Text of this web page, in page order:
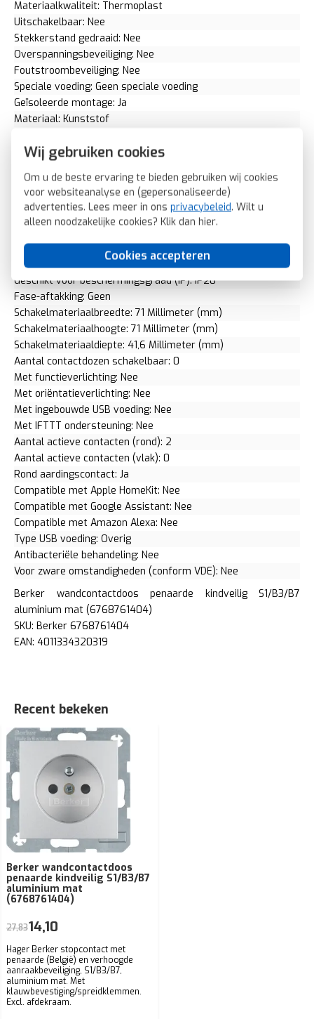
Wij gebruiken cookies
Om u de beste ervaring te bieden gebruiken wij cookies
voor websiteanalyse en (gepersonaliseerde)
advertenties. Lees meer in ons privacybeleid. Wilt u
alleen noodzakelijke cookies? Klik dan hier.
Cookies accepteren
Materiaalkwaliteit: Thermoplast
Uitschakelbaar: Nee
Stekkerstand gedraaid: Nee
Overspanningsbeveiliging: Nee
Foutstroombeveiliging: Nee
Speciale voeding: Geen speciale voeding
Geïsoleerde montage: Ja
Materiaal: Kunststof
Voor "verzwarende omstandigheden" (conform VDE): Nee
RAL-nummer (vergelijkbaar): 9006
Slagvastheid: IK05
Transparant: Nee
Uitvoering oppervlakte: Mat
Met glaszekering: Nee
Met doorlusvoorziening: Nee
Geschikt voor beschermingsgraad (IP): IP20
Fase-aftakking: Geen
Schakelmateriaalbreedte: 71 Millimeter (mm)
Schakelmateriaalhoogte: 71 Millimeter (mm)
Schakelmateriaaldiepte: 41,6 Millimeter (mm)
Aantal contactdozen schakelbaar: 0
Met functieverlichting: Nee
Met oriëntatieverlichting: Nee
Met ingebouwde USB voeding: Nee
Met IFTTT ondersteuning: Nee
Aantal actieve contacten (rond): 2
Aantal actieve contacten (vlak): 0
Rond aardingscontact: Ja
Compatible met Apple HomeKit: Nee
Compatible met Google Assistant: Nee
Compatible met Amazon Alexa: Nee
Type USB voeding: Overig
Antibacteriële behandeling: Nee
Voor zware omstandigheden (conform VDE): Nee
Berker wandcontactdoos penaarde kindveilig S1/B3/B7
aluminium mat (6768761404)
SKU: Berker 6768761404
EAN: 4011334320319
Recent bekeken
Berker wandcontactdoos
penaarde kindveilig S1/B3/B7
aluminium mat
(6768761404)
Hager Berker stopcontact met
penaarde (België) en verhoogde
aanraakbeveiliging, S1/B3/B7,
aluminium mat. Met
klauwbevestiging/spreidklemmen.
Excl. afdekraam.
27,8314,10